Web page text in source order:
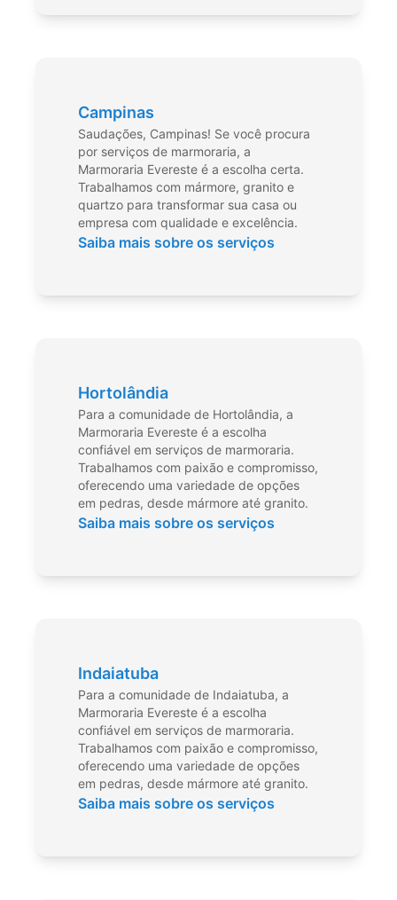
Campinas
Saudações, Campinas! Se você procura
por serviços de marmoraria, a
Marmoraria Evereste é a escolha certa.
Trabalhamos com mármore, granito e
quartzo para transformar sua casa ou
empresa com qualidade e excelência.
Saiba mais sobre os serviços
Hortolândia
Para a comunidade de Hortolândia, a
Marmoraria Evereste é a escolha
confiável em serviços de marmoraria.
Trabalhamos com paixão e compromisso,
oferecendo uma variedade de opções
em pedras, desde mármore até granito.
Saiba mais sobre os serviços
Indaiatuba
Para a comunidade de Indaiatuba, a
Marmoraria Evereste é a escolha
confiável em serviços de marmoraria.
Trabalhamos com paixão e compromisso,
oferecendo uma variedade de opções
em pedras, desde mármore até granito.
Saiba mais sobre os serviços